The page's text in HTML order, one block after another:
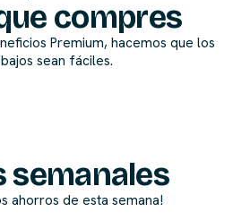
compres
Premium, hacemos que los
sean fáciles.
semanales
ahorros de esta semana!